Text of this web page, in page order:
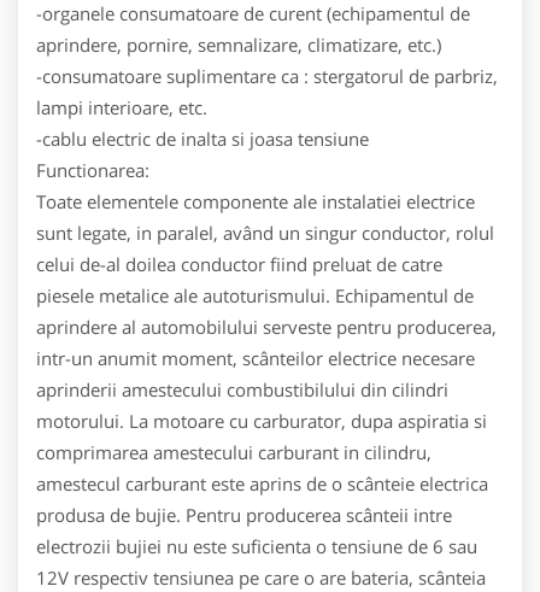
-organele consumatoare de curent (echipamentul de
aprindere, pornire, semnalizare, climatizare, etc.)
-consumatoare suplimentare ca : stergatorul de parbriz,
lampi interioare, etc.
-cablu electric de inalta si joasa tensiune
Functionarea:
Toate elementele componente ale instalatiei electrice
sunt legate, in paralel, având un singur conductor, rolul
celui de-al doilea conductor fiind preluat de catre
piesele metalice ale autoturismului. Echipamentul de
aprindere al automobilului serveste pentru producerea,
intr-un anumit moment, scânteilor electrice necesare
aprinderii amestecului combustibilului din cilindri
motorului. La motoare cu carburator, dupa aspiratia si
comprimarea amestecului carburant in cilindru,
amestecul carburant este aprins de o scânteie electrica
produsa de bujie. Pentru producerea scânteii intre
electrozii bujiei nu este suficienta o tensiune de 6 sau
12V respectiv tensiunea pe care o are bateria, scânteia